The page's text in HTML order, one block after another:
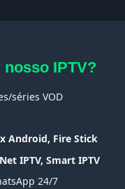
nosso IPTV?
séries VOD
Android, Fire Stick
IPTV, Smart IPTV
24/7